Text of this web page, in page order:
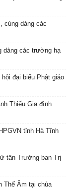
cúng dàng các
dàng các trường hạ
đại biểu Phật giáo
Thiếu Gia đình
tỉnh Hà Tĩnh
tân Trưởng ban Trị
Thế Âm tại chùa